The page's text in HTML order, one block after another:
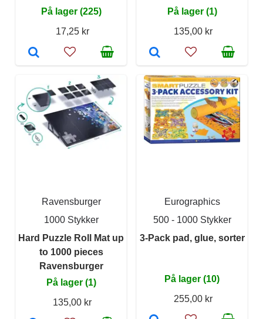
På lager (225)
17,25 kr
På lager (1)
135,00 kr
Ravensburger
1000 Stykker
Hard Puzzle Roll Mat up
to 1000 pieces
Ravensburger
På lager (1)
135,00 kr
Eurographics
500 - 1000 Stykker
3-Pack pad, glue, sorter
På lager (10)
255,00 kr